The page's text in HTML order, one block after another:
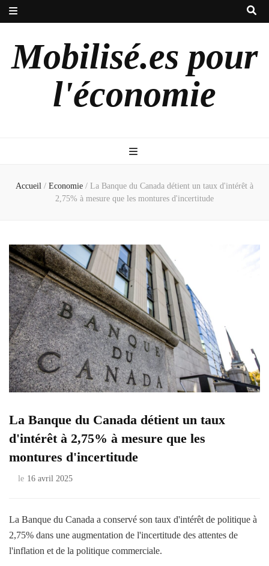
Mobilisé.es pour
l'économie
Accueil / Economie / La Banque du Canada détient un taux d'intérêt à
2,75% à mesure que les montures d'incertitude
La Banque du Canada détient un taux
d'intérêt à 2,75% à mesure que les
montures d'incertitude
le 16 avril 2025
La Banque du Canada a conservé son taux d'intérêt de politique à
2,75% dans une augmentation de l'incertitude des attentes de
l'inflation et de la politique commerciale.